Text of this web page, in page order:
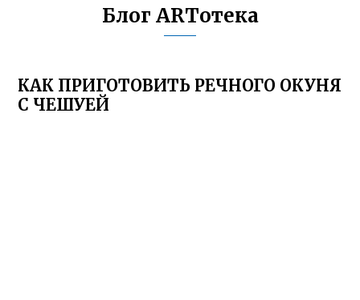
Блог ARTотека
КАК ПРИГОТОВИТЬ РЕЧНОГО ОКУНЯ
С ЧЕШУЕЙ